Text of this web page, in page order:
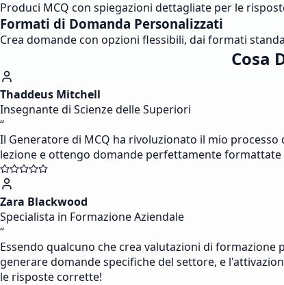
Produci MCQ con spiegazioni dettagliate per le
Formati di Domanda Personalizzati
Crea domande con opzioni flessibili, dai formati
Cosa
Thaddeus Mitchell
Insegnante di Scienze delle Superiori
“
Il Generatore di MCQ ha rivoluzionato il mio
lezione e ottengo domande perfettamente
Zara Blackwood
Specialista in Formazione Aziendale
“
Essendo qualcuno che crea valutazioni di
generare domande specifiche del settore, e
le risposte corrette!